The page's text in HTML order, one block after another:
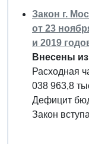
Закон г.
от 23
и 2019
Внесены
Расходная
038 963,8
Дефицит
Закон